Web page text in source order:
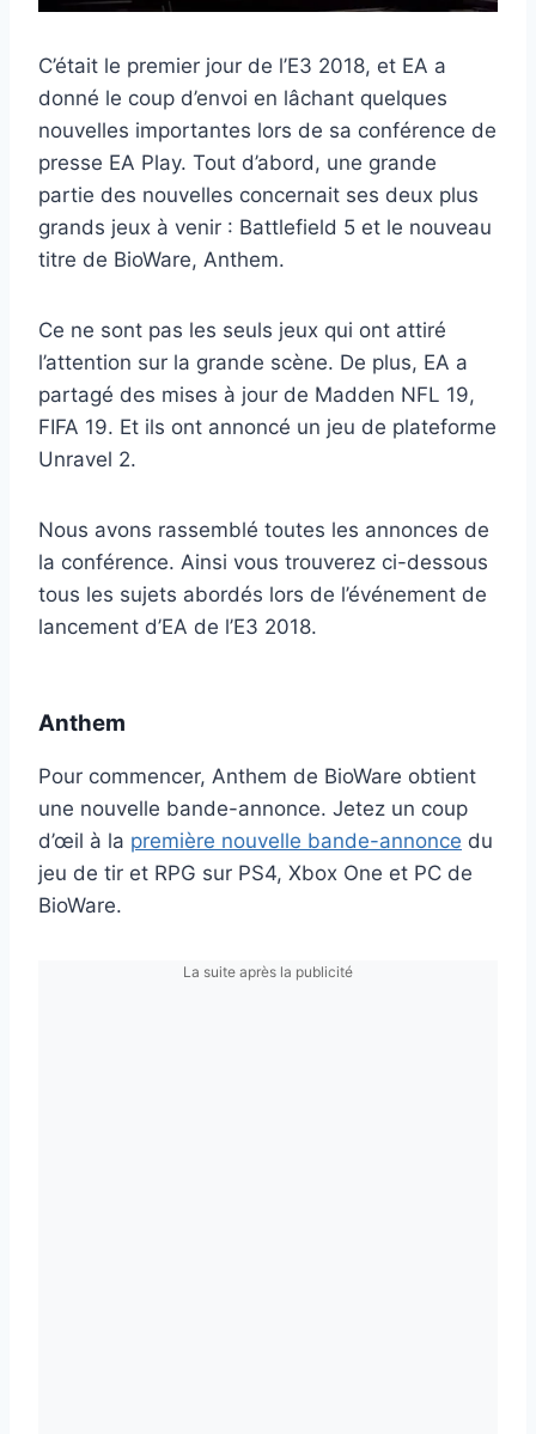
C’était le premier jour de l’E3 2018, et EA a
donné le coup d’envoi en lâchant quelques
nouvelles importantes lors de sa conférence de
presse EA Play. Tout d’abord, une grande
partie des nouvelles concernait ses deux plus
grands jeux à venir : Battlefield 5 et le nouveau
titre de BioWare, Anthem.
Ce ne sont pas les seuls jeux qui ont attiré
l’attention sur la grande scène. De plus, EA a
partagé des mises à jour de Madden NFL 19,
FIFA 19. Et ils ont annoncé un jeu de plateforme
Unravel 2.
Nous avons rassemblé toutes les annonces de
la conférence. Ainsi vous trouverez ci-dessous
tous les sujets abordés lors de l’événement de
lancement d’EA de l’E3 2018.
Anthem
Pour commencer, Anthem de BioWare obtient
une nouvelle bande-annonce. Jetez un coup
d’œil à la première nouvelle bande-annonce du
jeu de tir et RPG sur PS4, Xbox One et PC de
BioWare.
La suite après la publicité